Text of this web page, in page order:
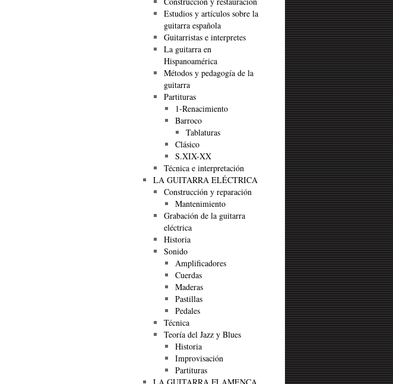
Estudios y artículos sobre la
guitarra española
Guitarristas e interpretes
La guitarra en
Hispanoamérica
Métodos y pedagogía de la
guitarra
Partituras
1-Renacimiento
Barroco
Tablaturas
Clásico
S.XIX-XX
Técnica e interpretación
LA GUITARRA ELÉCTRICA
Construcción y reparación
Mantenimiento
Grabación de la guitarra
eléctrica
Historia
Sonido
Amplificadores
Cuerdas
Maderas
Pastillas
Pedales
Técnica
Teoría del Jazz y Blues
Historia
Improvisación
Partituras